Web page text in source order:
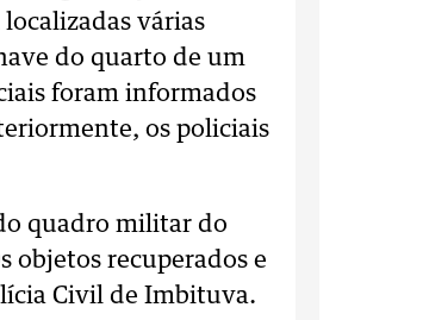
várias
do quarto de um
foram informados
os policiais
quadro militar do
objetos recuperados e
Civil de Imbituva.